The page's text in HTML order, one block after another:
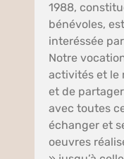
1988,
bénévoles,
interéssée
Notre
activités et le
et de
avec toutes
échanger et
oeuvres